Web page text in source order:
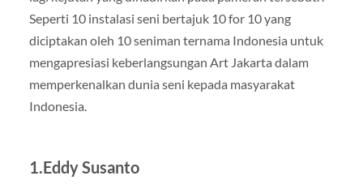
Seperti 10 instalasi seni bertajuk 10 for 10 yang
diciptakan oleh 10 seniman ternama Indonesia untuk
mengapresiasi keberlangsungan Art Jakarta dalam
memperkenalkan dunia seni kepada masyarakat
Indonesia.
1.Eddy Susanto